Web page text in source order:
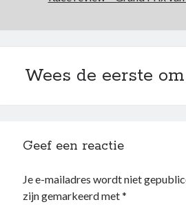
Wees de eerste
Geef een reactie
Je e-mailadres wordt niet
zijn gemarkeerd met*